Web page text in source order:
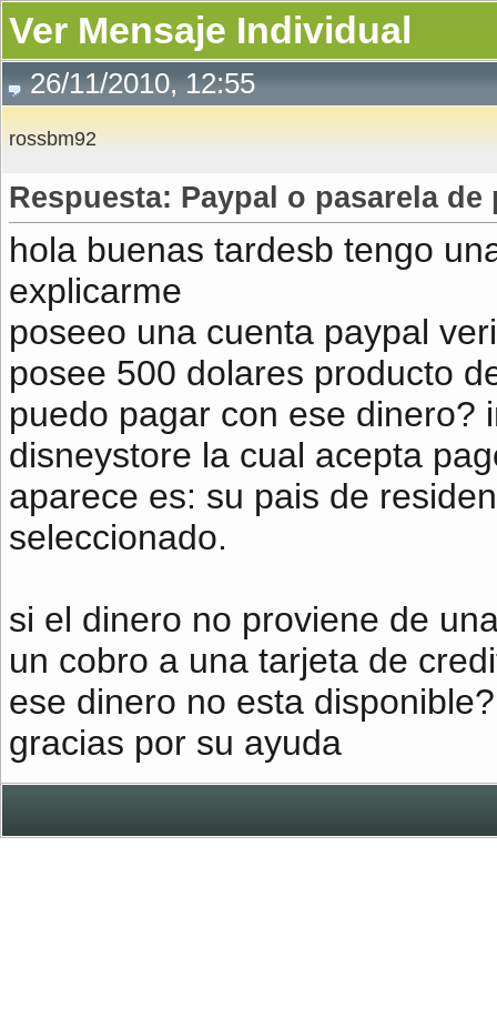
Ver Mensaje Individual
26/11/2010, 12:55
rossbm92
Respuesta: Paypal o pasarela
hola buenas tardesb tengo
explicarme
poseeo una cuenta paypal
posee 500 dolares producto
puedo pagar con ese dinero?
disneystore la cual acepta
aparece es: su pais de
seleccionado.
si el dinero no proviene de
un cobro a una tarjeta de
ese dinero no esta disponible?
gracias por su ayuda